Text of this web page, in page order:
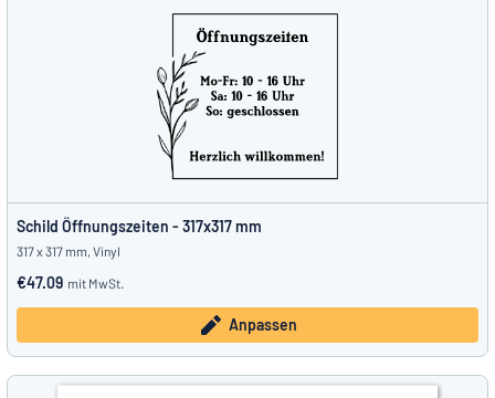
Schild Öffnungszeiten - 317x317 mm
317 x 317 mm, Vinyl
€47.09 mit MwSt.
Anpassen